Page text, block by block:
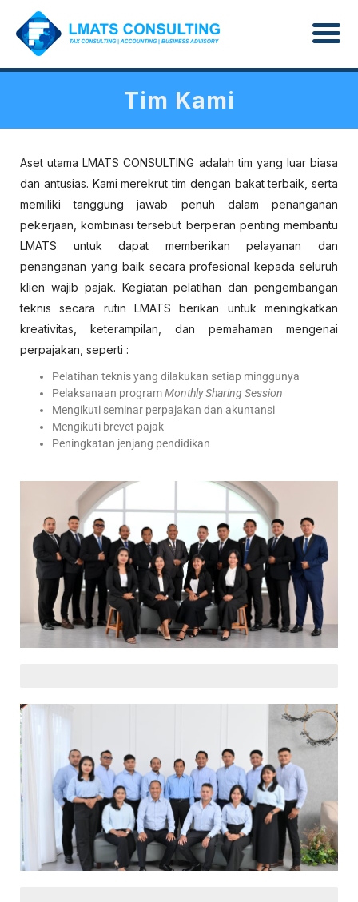
Tim Kami
Aset utama LMATS CONSULTING adalah tim yang luar biasa
dan antusias. Kami merekrut tim dengan bakat terbaik, serta
memiliki tanggung jawab penuh dalam penanganan
pekerjaan, kombinasi tersebut berperan penting membantu
LMATS untuk dapat memberikan pelayanan dan
penanganan yang baik secara profesional kepada seluruh
klien wajib pajak. Kegiatan pelatihan dan pengembangan
teknis secara rutin LMATS berikan untuk meningkatkan
kreativitas, keterampilan, dan pemahaman mengenai
perpajakan, seperti :
Pelatihan teknis yang dilakukan setiap minggunya
Pelaksanaan programMonthly Sharing Session
Mengikuti seminar perpajakan dan akuntansi
Mengikuti brevet pajak
Peningkatan jenjang pendidikan